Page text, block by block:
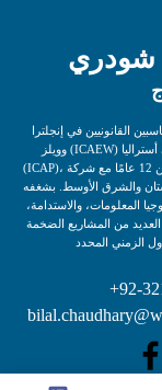
شودري
القانونيين في إنجلترا
وويلز (ICAEW) ومعهد المحاسبين القانونيين في أستراليا
(ICAP)، ويمتلك خبرة تزيد عن 12 عامًا مع شركة EY ومجموعة
والشرق الأوسط. بشغفه
المعلومات، والاستدامة،
العديد من المشاريع الضخمة
+92-